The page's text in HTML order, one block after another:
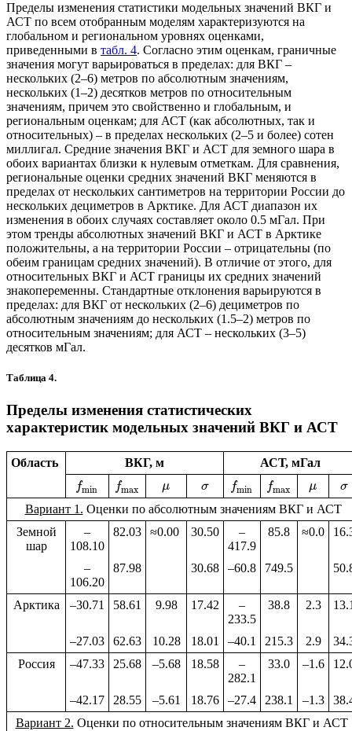
Пределы изменения статистики модельных значений ВКГ и
АСТ по всем отобранным моделям характеризуются на
глобальном и региональном уровнях оценками,
приведенными в табл. 4. Согласно этим оценкам, граничные
значения могут варьироваться в пределах: для ВКГ –
нескольких (2–6) метров по абсолютным значениям,
нескольких (1–2) десятков метров по относительным
значениям, причем это свойственно и глобальным, и
региональным оценкам; для АСТ (как абсолютных, так и
относительных) – в пределах нескольких (2–5 и более) сотен
миллигал. Средние значения ВКГ и АСТ для земного шара в
обоих вариантах близки к нулевым отметкам. Для сравнения,
региональные оценки средних значений ВКГ меняются в
пределах от нескольких сантиметров на территории России до
нескольких дециметров в Арктике. Для АСТ диапазон их
изменения в обоих случаях составляет около 0.5 мГал. При
этом тренды абсолютных значений ВКГ и АСТ в Арктике
положительны, а на территории России – отрицательны (по
обеим границам средних значений). В отличие от этого, для
относительных ВКГ и АСТ границы их средних значений
знакопеременны. Стандартные отклонения варьируются в
пределах: для ВКГ от нескольких (2–6) дециметров по
абсолютным значениям до нескольких (1.5–2) метров по
относительным значениям; для АСТ – нескольких (3–5)
десятков мГал.
Таблица 4.
Пределы изменения статистических
характеристик модельных значений ВКГ и АСТ
Область ВКГ, м АСТ, мГал
fmin fmax μ σ fmin fmax μ σ
Вариант 1. Оценки по абсолютным значениям ВКГ и АСТ
Земной
шар
–
108.10
82.03 ≈0.00 30.50
–
417.9
85.8 ≈0.0
–
106.20
87.98 30.68 –60.8 749.5
Арктика –30.71 58.61 9.98 17.42
–
233.5
38.8 2.3
–27.03 62.63 10.28 18.01 –40.1 215.3 2.9
Россия
–47.33 25.68 –5.68 18.58
–
282.1
33.0 –1.6
–42.17 28.55 –5.61 18.76 –27.4 238.1 –1.3
Вариант 2. Оценки по относительным значениям ВКГ и АСТ